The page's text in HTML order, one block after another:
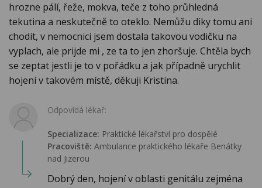
hrozne pálí, řeže, mokva, teče z toho průhledná
tekutina a neskutečně to oteklo. Nemůžu diky tomu ani
chodit, v nemocnici jsem dostala takovou vodičku na
vyplach, ale prijde mi , ze ta to jen zhoršuje. Chtěla bych
se zeptat jestli je to v pořádku a jak případně urychlit
hojení v takovém místě, děkuji Kristina.
Odpovídá lékař:
Specializace: Praktické lékařství pro dospělé
Pracoviště: Ambulance praktického lékaře Benátky
nad Jizerou
Dobrý den, hojení v oblasti genitálu zejména